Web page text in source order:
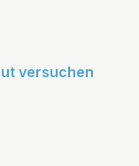
versuchen